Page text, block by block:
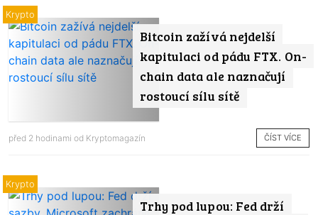
Bitcoin zažívá nejdelší
kapitulaci od pádu FTX. On-
chain data ale naznačují
rostoucí sílu sítě
Krypto
před 2 hodinami od Kryptomagazín ČÍST VÍCE
Trhy pod lupou: Fed drží
Krypto